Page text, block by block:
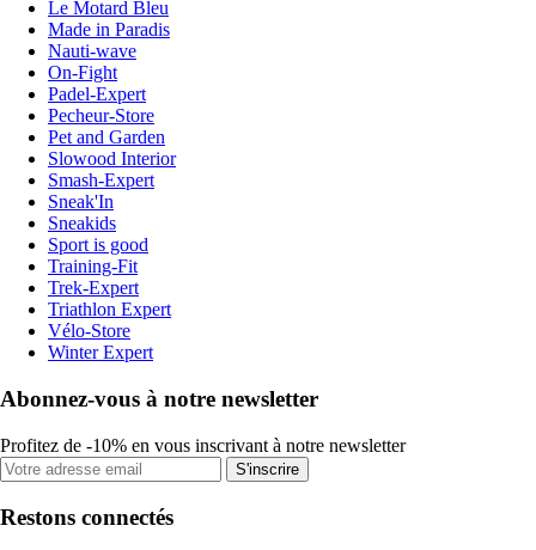
Le Motard Bleu
Made in Paradis
Nauti-wave
On-Fight
Padel-Expert
Pecheur-Store
Pet and Garden
Slowood Interior
Smash-Expert
Sneak'In
Sneakids
Sport is good
Training-Fit
Trek-Expert
Triathlon Expert
Vélo-Store
Winter Expert
Abonnez-vous à notre newsletter
Profitez de -10% en vous inscrivant à notre newsletter
S'inscrire
Restons connectés